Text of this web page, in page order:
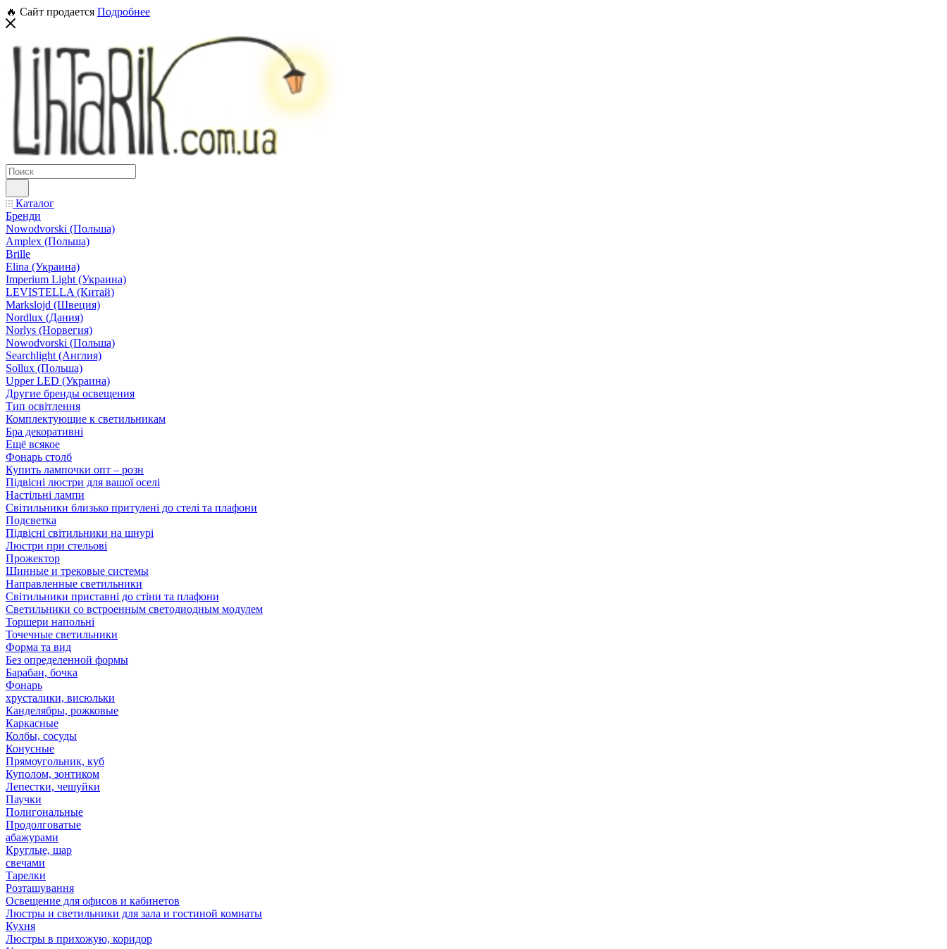
🔥 Сайт продается Подробнее
Каталог
Бренди
Nowodvorski (Польша)
Amplex (Польша)
Brille
Elina (Украина)
Imperium Light (Украина)
LEVISTELLA (Китай)
Markslojd (Швеция)
Nordlux (Дания)
Norlys (Норвегия)
Nowodvorski (Польша)
Searchlight (Англия)
Sollux (Польша)
Upper LED (Украина)
Другие бренды освещения
Тип освітлення
Комплектующие к светильникам
Бра декоративні
Ещё всякое
Фонарь столб
Купить лампочки опт – розн
Підвісні люстри для вашої оселі
Настільні лампи
Світильники близько притулені до стелі та плафони
Подсветка
Підвісні світильники на шнурі
Люстри при стельові
Прожектор
Шинные и трековые системы
Направленные светильники
Світильники приставні до стіни та плафони
Светильники со встроенным светодиодным модулем
Торшери напольні
Точечные светильники
Форма та вид
Без определенной формы
Барабан, бочка
Фонарь
хрусталики, висюльки
Канделябры, рожковые
Каркасные
Колбы, сосуды
Конусные
Прямоугольник, куб
Куполом, зонтиком
Лепестки, чешуйки
Паучки
Полигональные
Продолговатые
абажурами
Круглые, шар
свечами
Тарелки
Розташування
Освещение для офисов и кабинетов
Люстры и светильники для зала и гостиной комнаты
Кухня
Люстры в прихожую, коридор